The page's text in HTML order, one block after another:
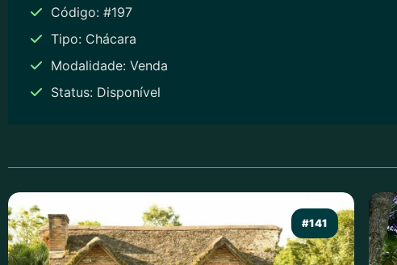
Código: #197
Tipo: Chácara
Modalidade: Venda
Status: Disponível
#141